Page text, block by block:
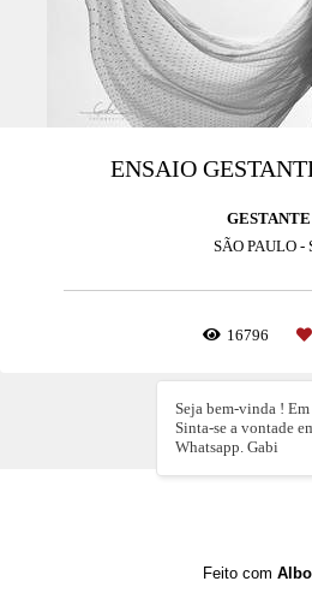
ENSAIO
GESTANTE
SÃO PAULO -
16796
Seja bem-vinda !
Sinta-se a vontade
Whatsapp. Gabi
Feito com